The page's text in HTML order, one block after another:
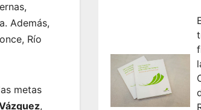
Además,
Río
metas
,